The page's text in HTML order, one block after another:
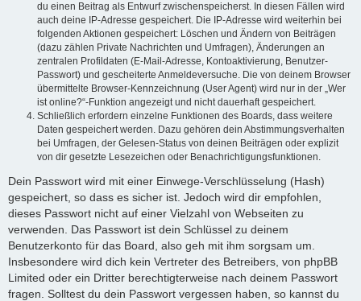
du einen Beitrag als Entwurf zwischenspeicherst. In diesen Fällen wird
auch deine IP-Adresse gespeichert. Die IP-Adresse wird weiterhin bei
folgenden Aktionen gespeichert: Löschen und Ändern von Beiträgen
(dazu zählen Private Nachrichten und Umfragen), Änderungen an
zentralen Profildaten (E-Mail-Adresse, Kontoaktivierung, Benutzer-
Passwort) und gescheiterte Anmeldeversuche. Die von deinem Browser
übermittelte Browser-Kennzeichnung (User Agent) wird nur in der „Wer
ist online?“-Funktion angezeigt und nicht dauerhaft gespeichert.
Schließlich erfordern einzelne Funktionen des Boards, dass weitere
Daten gespeichert werden. Dazu gehören dein Abstimmungsverhalten
bei Umfragen, der Gelesen-Status von deinen Beiträgen oder explizit
von dir gesetzte Lesezeichen oder Benachrichtigungsfunktionen.
Dein Passwort wird mit einer Einwege-Verschlüsselung (Hash)
gespeichert, so dass es sicher ist. Jedoch wird dir empfohlen,
dieses Passwort nicht auf einer Vielzahl von Webseiten zu
verwenden. Das Passwort ist dein Schlüssel zu deinem
Benutzerkonto für das Board, also geh mit ihm sorgsam um.
Insbesondere wird dich kein Vertreter des Betreibers, von phpBB
Limited oder ein Dritter berechtigterweise nach deinem Passwort
fragen. Solltest du dein Passwort vergessen haben, so kannst du